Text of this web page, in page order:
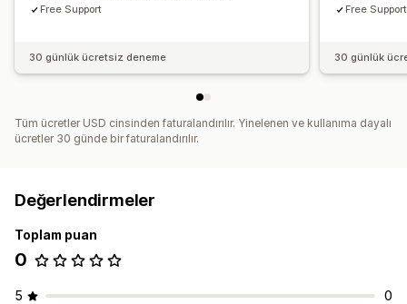
Free Support
30 günlük ücretsiz deneme
Free Support
30 günlük
Tüm ücretler USD cinsinden faturalandırılır. Yinelenen ve kullanıma dayalı
ücretler 30 günde bir faturalandırılır.
Değerlendirmeler
Toplam puan
0
5
0